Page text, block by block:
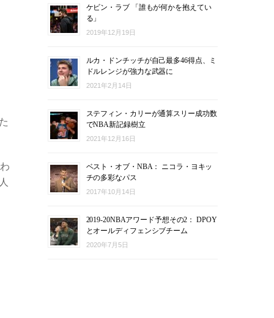
ケビン・ラブ 「誰もが何かを抱えてい
る」
2019年12月19日
ルカ・ドンチッチが自己最多46得点、ミ
ドルレンジが強力な武器に
2021年2月14日
ステフィン・カリーが通算スリー成功数
でNBA新記録樹立
2021年12月16日
ベスト・オブ・NBA： ニコラ・ヨキッ
チの多彩なパス
2017年10月14日
2019-20NBAアワード予想その2： DPOY
とオールディフェンシブチーム
2020年7月5日